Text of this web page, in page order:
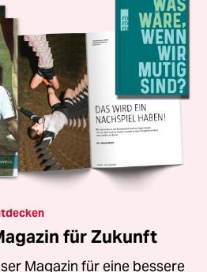
für Zukunft
Magazin für eine bessere